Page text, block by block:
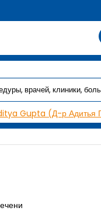
Gupta (Д-р Адитья